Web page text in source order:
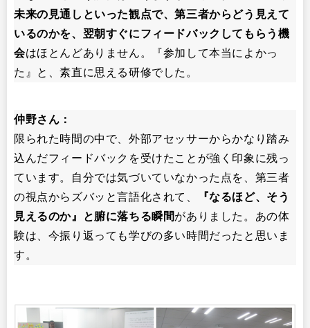
未来の見通しといった観点で、第三者からどう見えて
いるのかを、翌朝すぐにフィードバックしてもらう機
会はほとんどありません。『参加して本当によかっ
た』と、素直に思える研修でした。
仲野さん：
限られた時間の中で、外部アセッサーからかなり踏み
込んだフィードバックを受けたことが強く印象に残っ
ています。自分では気づいていなかった点を、第三者
の視点からズバッと言語化されて、
『なるほど、そう
見えるのか』と腑に落ちる瞬間がありました。あの体
験は、今振り返っても学びの多い時間だったと思いま
す。